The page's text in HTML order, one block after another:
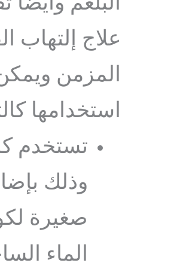
علاج إلتهاب
المزمن
استخدامها
تستخدم
وذلك
صغيرة
الماء